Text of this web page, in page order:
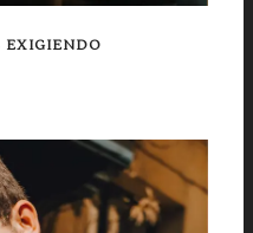
EXIGIENDO